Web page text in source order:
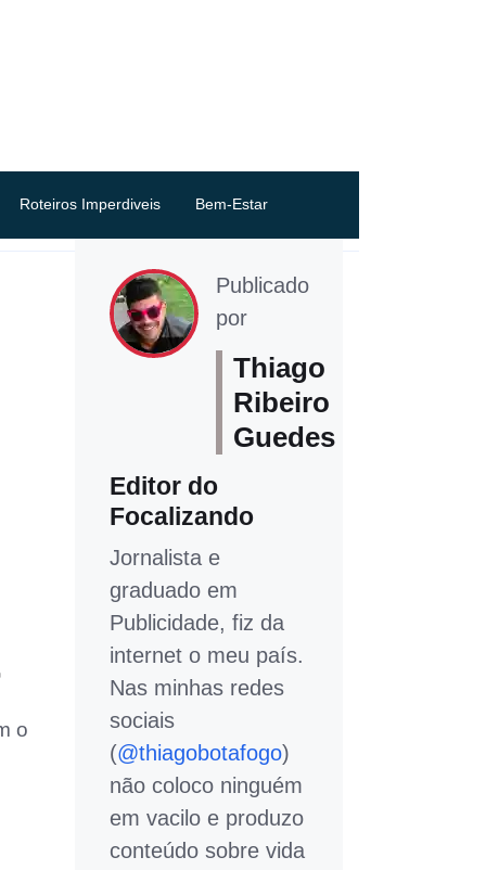
Roteiros Imperdiveis Bem-Estar
o
Publicado
por
Thiago
Ribeiro
Guedes
Editor do
Focalizando
Jornalista e
graduado em
Publicidade, fiz da
internet o meu país.
Nas minhas redes
sociais
(@thiagobotafogo)
não coloco ninguém
em vacilo e produzo
conteúdo sobre vida